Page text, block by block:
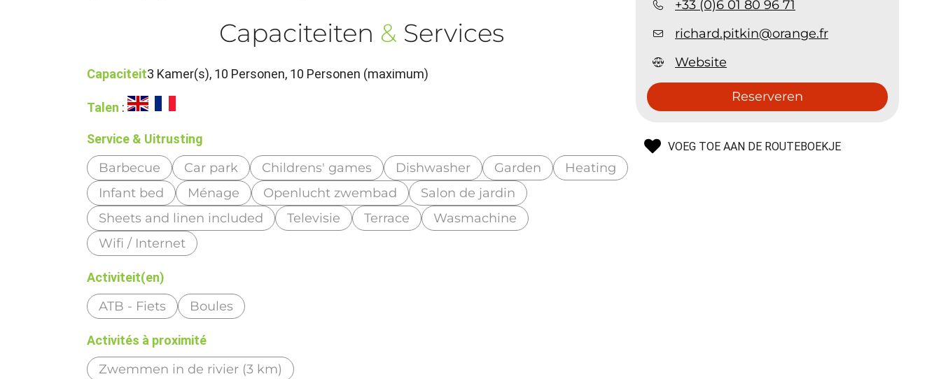
+33 (0)6 01 80 96 71
richard.pitkin@orange.fr
Website
Reserveren
VOEG TOE AAN DE ROUTEBOEKJE
Capaciteiten & Services
Capaciteit3 Kamer(s), 10 Personen, 10 Personen (maximum)
Talen :
Service & Uitrusting
Barbecue Car park Childrens' games Dishwasher Garden
Heating
Infant bed
Ménage Openlucht zwembad
Salon de jardin
Sheets and linen included
Televisie Terrace
Wasmachine
Wifi / Internet
Activiteit(en)
ATB - Fiets Boules
Activités à proximité
Zwemmen in de rivier (3 km)